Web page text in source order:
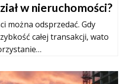
w nieruchomości?
można odsprzedać. Gdy
całej transakcji, wato